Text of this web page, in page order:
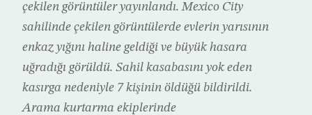
çekilen görüntüler yayınlandı. Mexico City
sahilinde çekilen görüntülerde evlerin yarısının
enkaz yığını haline geldiği ve büyük hasara
uğradığı görüldü. Sahil kasabasını yok eden
kasırga nedeniyle 7 kişinin öldüğü bildirildi.
Arama kurtarma ekiplerinde